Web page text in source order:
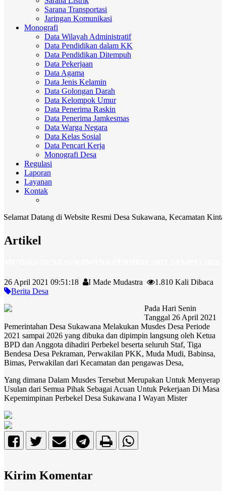
Sarana Transportasi
Jaringan Komunikasi
Monografi
Data Wilayah Administratif
Data Pendidikan dalam KK
Data Pendidikan Ditempuh
Data Pekerjaan
Data Agama
Data Jenis Kelamin
Data Golongan Darah
Data Kelompok Umur
Data Penerima Raskin
Data Penerima Jamkesmas
Data Warga Negara
Data Kelas Sosial
Data Pencari Kerja
Monografi Desa
Regulasi
Laporan
Layanan
Kontak
Datang di Website Resmi Desa Sukawana, Kecamatan Kintamani,
Artikel
26 April 2021 09:51:18 I Made Mudastra
1.810 Kali Dibaca
Berita Desa
Pada Hari Senin
Tanggal 26 April 2021
Pemerintahan Desa Sukawana Melakukan Musdes Desa Periode
2021 sampai 2026 yang dibuka dan dipimpin langsung oleh Ketua
BPD dan Anggota dihadiri Perbekel beserta seluruh Staf, Tiga
Bendesa Desa Pekraman, Perwakilan PKK, Muda Mudi, Babinsa,
Bimas, Perwakilan dari Kecamatan dan pengawas Desa,
Yang dimana Dalam Musdes Tersebut Merupakan Untuk Menyerap
Usulan dari Semua Pihak Sebagai Acuan Untuk Pekerjaan Di Masa
Kepemimpinan Perbekel Desa Sukawana I Wayan Mister
Kirim Komentar